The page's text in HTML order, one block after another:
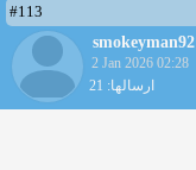
#113
2 Jan 2026 02:28
ارسالها: 21